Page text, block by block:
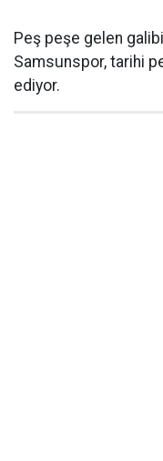
Peş peşe gelen
Samsunspor, tarihi
ediyor.